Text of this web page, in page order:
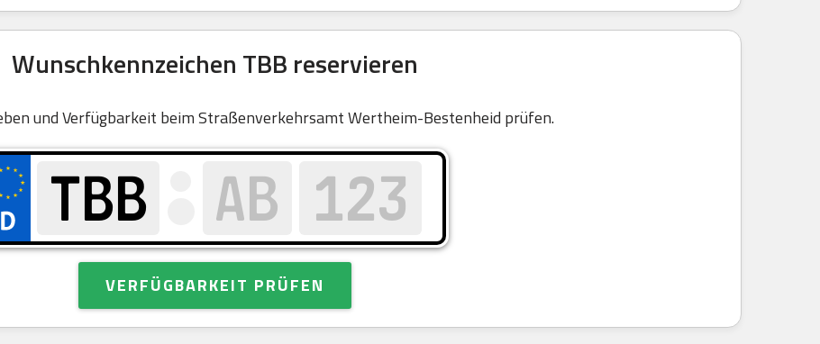
Wunschkennzeichen TBB reservieren
und Verfügbarkeit beim Straßenverkehrsamt Wertheim-Bestenheid prüfen.
VERFÜGBARKEIT PRÜFEN